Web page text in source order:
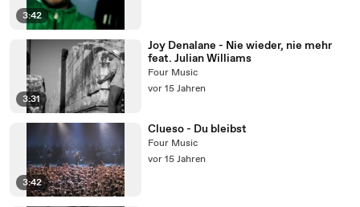
3:42
3:31
Joy Denalane - Nie wieder, nie mehr
feat. Julian Williams
Four Music
vor 15 Jahren
3:42
Clueso - Du bleibst
Four Music
vor 15 Jahren